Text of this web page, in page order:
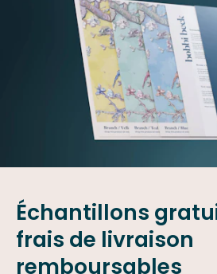
Échantillons
frais de livraison
remboursables